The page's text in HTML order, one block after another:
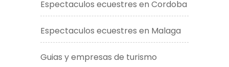
Espectaculos ecuestres en Cordoba
Espectaculos ecuestres en Malaga
Guias y empresas de turismo